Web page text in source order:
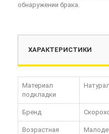
обнаружении брака.
ХАРАКТЕРИСТИКИ
Материал
подкладки
Бренд
Возрастная